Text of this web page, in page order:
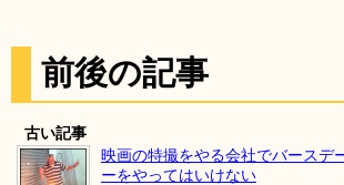
前後の記事
古い記事
映画の特撮をやる会社でバースデ
ーをやってはいけない